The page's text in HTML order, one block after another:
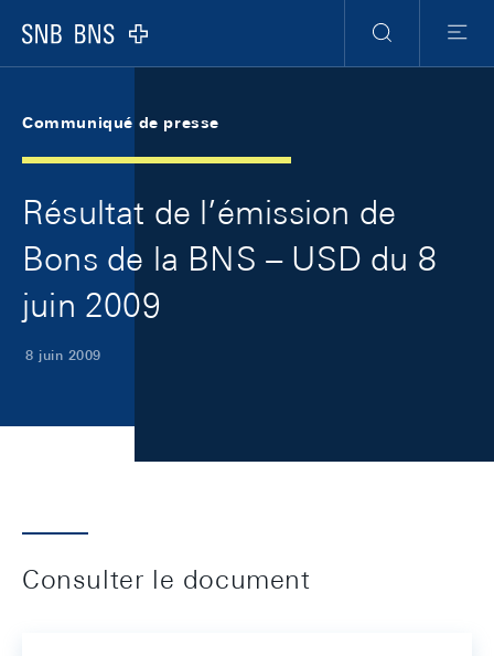
Logo
RechercheMenu
Communiqué de presse
Résultat de l’émission de
Bons de la BNS – USD du 8
juin 2009
8 juin 2009
Consulter le document